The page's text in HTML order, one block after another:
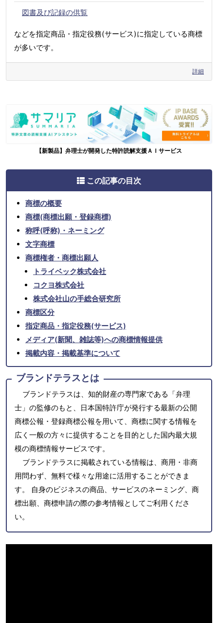
図書及び記録の供覧
などを指定商品・指定役務(サービス)に指定している商標
が多いです。
詳細
【新製品】弁理士が開発した特許読解支援ＡＩサービス
この記事の目次
商標の概要
商標(商標出願・登録商標)
称呼(呼称)・ネーミング
文字商標
商標権者・商標出願人
トライベック株式会社
コクヨ株式会社
株式会社山の手総合研究所
商標区分
指定商品・指定役務(サービス)
メディア(新聞、雑誌等)への商標情報提供
掲載内容・掲載基準について
ブランドテラスとは
ブランドテラスは、知的財産の専門家である「弁理
士」の監修のもと、日本国特許庁が発行する最新の公開
商標公報・登録商標公報を用いて、商標に関する情報を
広く一般の方々に提供することを目的とした国内最大規
模の商標情報サービスです。
ブランドテラスに掲載されている情報は、商用・非商
用問わず、無料で様々な用途に活用することができま
す。 自身のビジネスの商品、サービスのネーミング、商
標出願、商標申請の際の参考情報としてご利用くださ
い。